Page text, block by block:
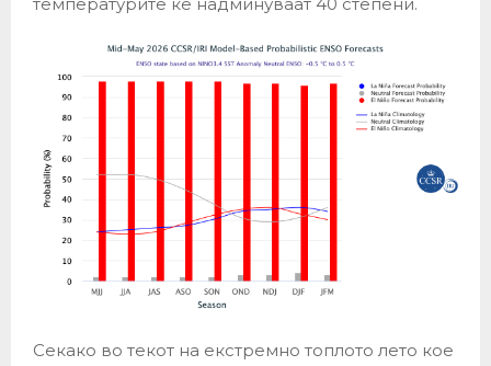
Секако во текот на екстремно топлото лето кое